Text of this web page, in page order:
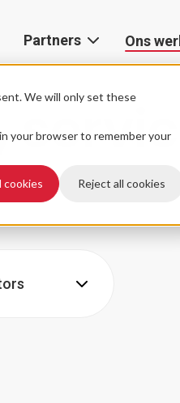
We will only set these
your browser to remember your
cookies Reject all cookies
Partners
Partner
Cloud
Microsoft
Snowflake
Ons